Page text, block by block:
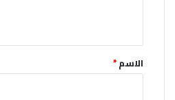
*الاسم*